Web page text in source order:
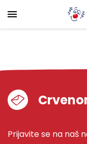
Prijavite se na naš